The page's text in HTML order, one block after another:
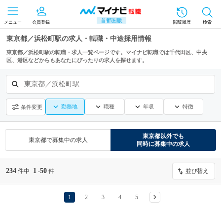
首都圏版
メニュー 会員登録 閲覧履歴 検索
東京都／浜松町駅の求人・転職・中途採用情報
東京都／浜松町駅の転職・求人一覧ページです。マイナビ転職では千代田区、中央
区、港区などからもあなたにぴったりの求人を探せます。
東京都／浜松町駅
条件変更 勤務地 職種 年収 特徴
東京都で募集中の求人
東京都以外でも
同時に募集中の求人
234 件中 1 -50 件 並び替え
1 2 3 4 5